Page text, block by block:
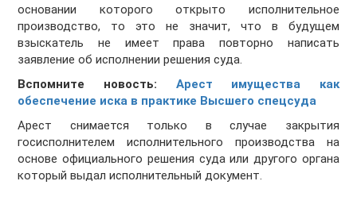
основании которого открыто исполнительное
производство, то это не значит, что в будущем
взыскатель не имеет права повторно написать
заявление об исполнении решения суда.
Вспомните новость: Арест имущества как
обеспечение иска в практике Высшего спецсуда
Арест снимается только в случае закрытия
госисполнителем исполнительного производства на
основе официального решения суда или другого органа
который выдал исполнительный документ.